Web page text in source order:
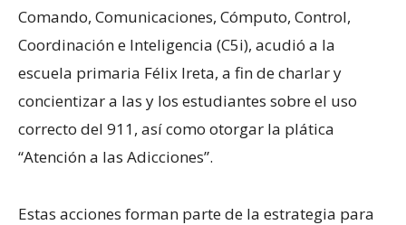
Comando, Comunicaciones, Cómputo, Control,
Coordinación e Inteligencia (C5i), acudió a la
escuela primaria Félix Ireta, a fin de charlar y
concientizar a las y los estudiantes sobre el uso
correcto del 911, así como otorgar la plática
“Atención a las Adicciones”.
Estas acciones forman parte de la estrategia para